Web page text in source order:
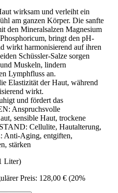
wirksam und verleiht ein
am ganzen Körper. Die sanfte
den Mineralsalzen Magnesium
bringt den pH-
wirkt harmonisierend auf ihren
Schüssler-Salze sorgen
Muskeln, lindern
Lymphfluss an.
Elastizität der Haut, während
wirkt.
und fördert das
Anspruchsvolle
sensible Haut, trockene
Cellulite, Hautalterung,
Anti-Aging, entgiften,
stärken
Liter)
Preis: 128,00 € (20%